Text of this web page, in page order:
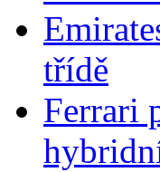
třídě
Ferrari